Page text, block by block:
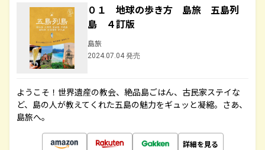
０１ 地球の歩き方 島旅 五島列
島 ４訂版
島旅
2024.07.04 発売
ようこそ！世界遺産の教会、絶品島ごはん、古民家ステイな
ど、島の人が教えてくれた五島の魅力をギュッと凝縮。さあ、
島旅へ。
詳細を見る